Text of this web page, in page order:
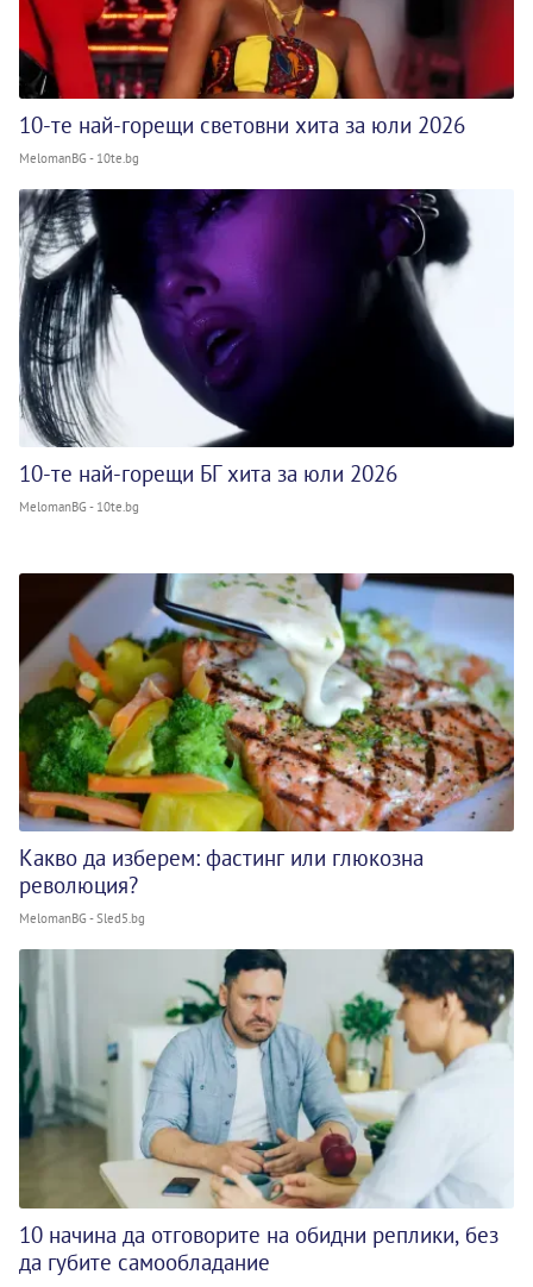
10-те най-горещи световни хита за юли 2026
MelomanBG - 10te.bg
10-те най-горещи БГ хита за юли 2026
MelomanBG - 10te.bg
Какво да изберем: фастинг или глюкозна
революция?
MelomanBG - Sled5.bg
10 начина да отговорите на обидни реплики, без
да губите самообладание